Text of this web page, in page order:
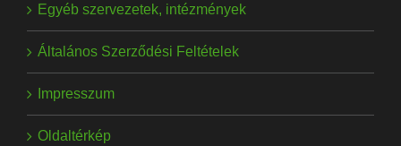
Egyéb szervezetek, intézmények
Általános Szerződési Feltételek
Impresszum
Oldaltérkép